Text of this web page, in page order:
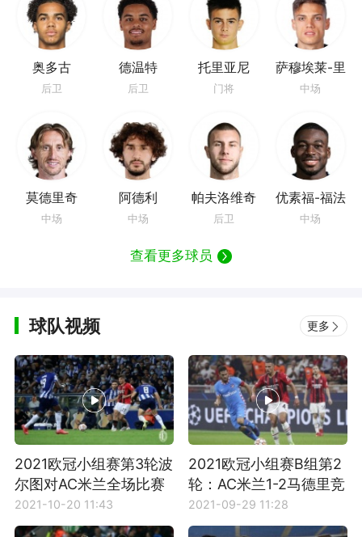
奥多古
后卫
德温特
后卫
托里亚尼
门将
萨穆埃莱-里
奇
中场
莫德里奇
中场
阿德利
中场
帕夫洛维奇
后卫
优素福-福法
纳
中场
查看更多球员
球队视频 更多
2021欧冠小组赛第3轮波
尔图对AC米兰全场比赛
集锦
2021-10-20 11:43
2021欧冠小组赛B组第2
轮：AC米兰1-2马德里竞
技全场集锦
2021-09-29 11:28